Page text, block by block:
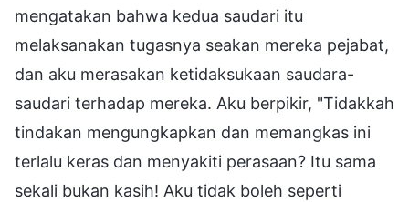
mengatakan bahwa kedua saudari itu
melaksanakan tugasnya seakan mereka pejabat,
dan aku merasakan ketidaksukaan saudara-
saudari terhadap mereka. Aku berpikir, "Tidakkah
tindakan mengungkapkan dan memangkas ini
terlalu keras dan menyakiti perasaan? Itu sama
sekali bukan kasih! Aku tidak boleh seperti